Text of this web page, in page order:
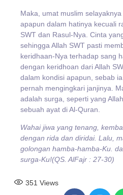
Maka, umat muslim
apapun dalam hatinya kecuali
SWT dan Rasul-Nya. Cinta
sehingga Allah SWT pasti
keridhaan-Nya terhadap sang
dengan keridhoan dari Allah
dalam kondisi apapun, sebab
pernah mengingkari janjinya.
adalah surga, seperti yang
sebuah ayat di Al-Quran.
Wahai jiwa yang tenang,
dengan rida dan diridai. Lalu,
golongan hamba-hamba-Ku.
surga-Ku!(QS. AlFajr : 27-30)
351 Views